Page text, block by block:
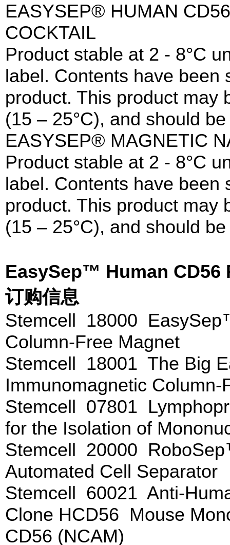
EASYSEP® HUMAN
COCKTAIL
Product stable at 2 - 8°C
label. Contents have been
product. This product may
(15 – 25°C), and should
EASYSEP® MAGNETIC
Product stable at 2 - 8°C
label. Contents have been
product. This product may
(15 – 25°C), and should
EasySep™ Human CD56
订购信息
Stemcell 18000
Column-Free Magnet
Stemcell 18001 The Big
Immunomagnetic
Stemcell 07801
for the Isolation of
Stemcell 20000
Automated Cell Separator
Stemcell 60021 Anti-
Clone HCD56 Mouse
CD56 (NCAM)